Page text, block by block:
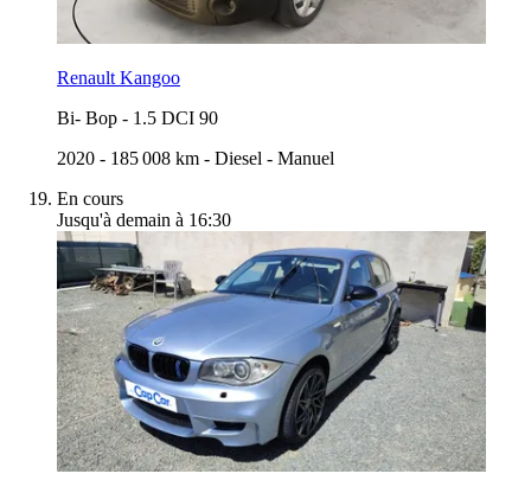
Renault Kangoo
Bi- Bop - 1.5 DCI 90
2020 - 185 008 km - Diesel - Manuel
En cours
Jusqu'à demain à 16:30